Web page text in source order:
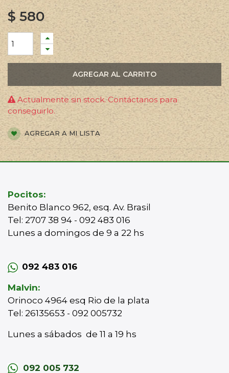
$580
AGREGAR AL CARRITO
Actualmente sin stock. Contáctanos para
conseguirlo.
AGREGAR A MI LISTA
Pocitos:
Benito Blanco 962, esq. Av. Brasil
Tel: 2707 38 94 - 092 483 016
Lunes a domingos de 9 a 22 hs
092 483 016
Malvin:
Orinoco 4964 esq Rio de la plata
Tel: 26135653 - 092 005732
Lunes a sábados de 11 a 19 hs
092 005 732